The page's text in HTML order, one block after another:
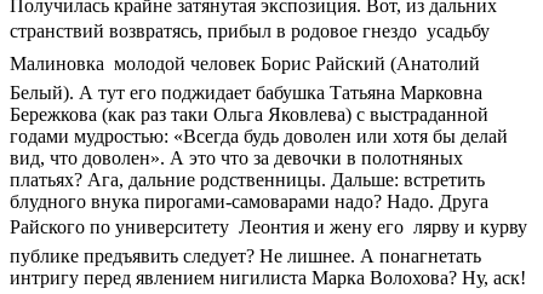
Получилась крайне затянутая экспозиция. Вот, из дальних
странствий возвратясь, прибыл в родовое гнездо  усадьбу
Малиновка  молодой человек Борис Райский (Анатолий
Белый). А тут его поджидает бабушка Татьяна Марковна
Бережкова (как раз таки Ольга Яковлева) с выстраданной
годами мудростью: «Всегда будь доволен или хотя бы делай
вид, что доволен». А это что за девочки в полотняных
платьях? Ага, дальние родственницы. Дальше: встретить
блудного внука пирогами-самоварами надо? Надо. Друга
Райского по университету  Леонтия и жену его  лярву и курву
публике предъявить следует? Не лишнее. А понагнетать
интригу перед явлением нигилиста Марка Волохова? Ну, аск!